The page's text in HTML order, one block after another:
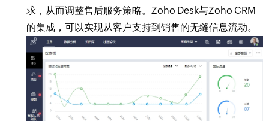
求，从而调整售后服务策略。Zoho Desk与Zoho CRM
的集成，可以实现从客户支持到销售的无缝信息流动。